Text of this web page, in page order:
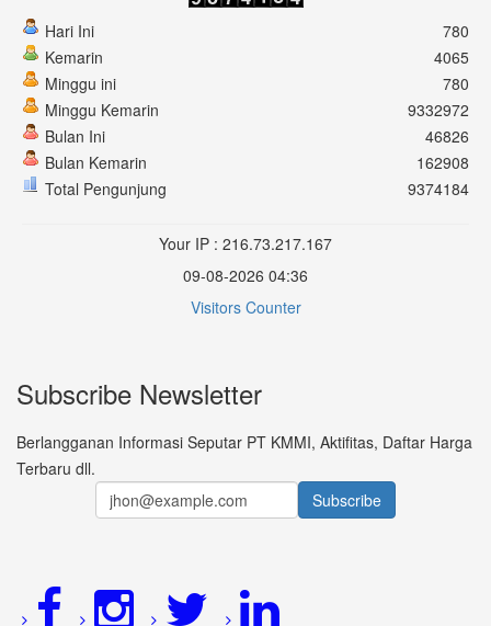
Hari Ini
Kemarin
Minggu ini
Minggu Kemarin
Bulan Ini
Bulan Kemarin
Total Pengunjung
780
4065
780
9332972
46826
162908
9374184
Your IP : 216.73.217.167
09-08-2026 04:36
Visitors Counter
Subscribe Newsletter
Berlangganan Informasi Seputar PT KMMI, Aktifitas, Daftar Harga
Terbaru dll.